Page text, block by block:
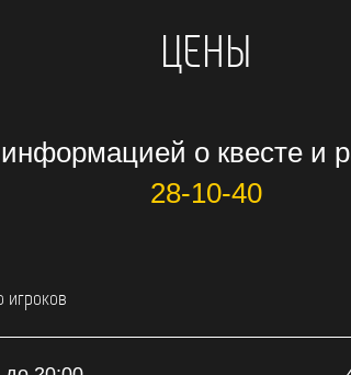
ЦЕНЫ
о квесте и
28-10-40
игроков